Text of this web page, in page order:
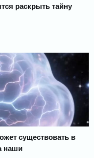
раскрыть тайну
существовать в
наши